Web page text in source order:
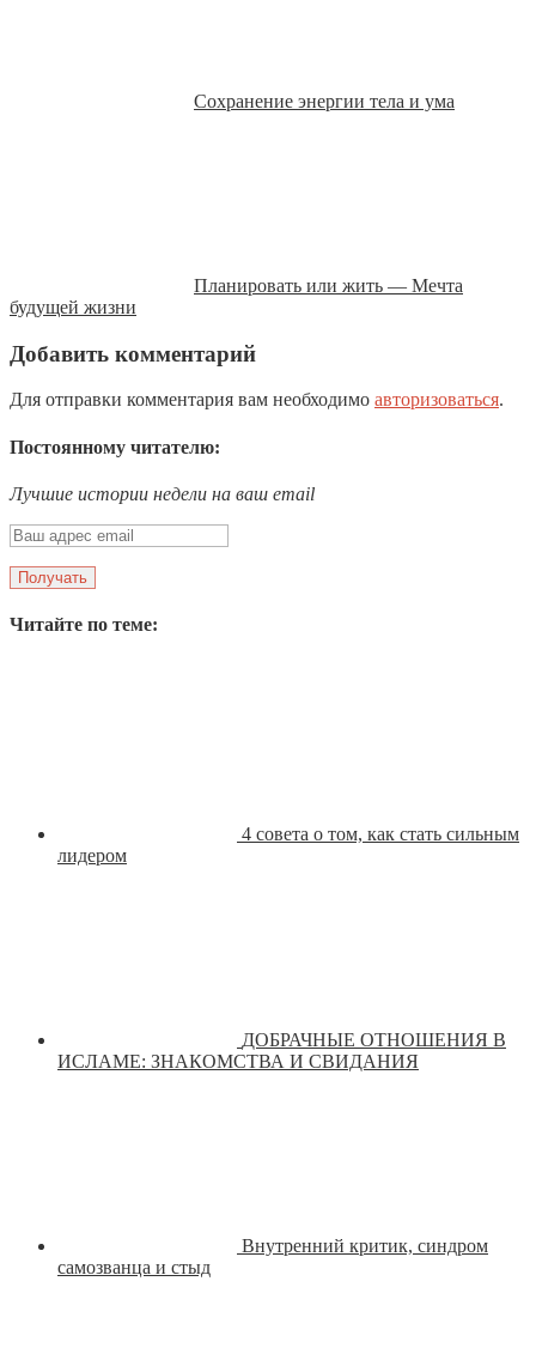
Сохранение энергии тела и ума
Планировать или жить — Мечта
будущей жизни
Добавить комментарий
Для отправки комментария вам необходимо авторизоваться.
Постоянному читателю:
Лучшие истории недели на ваш email
Читайте по теме:
4 совета о том, как стать сильным
лидером
ДОБРАЧНЫЕ ОТНОШЕНИЯ В
ИСЛАМЕ: ЗНАКОМСТВА И СВИДАНИЯ
Внутренний критик, синдром
самозванца и стыд